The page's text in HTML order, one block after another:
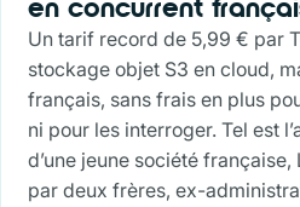
en concurrent
Un tarif record de 5,99 € par
stockage objet S3 en cloud,
français, sans frais en plus
ni pour les interroger. Tel est
d’une jeune société
par deux frères, ex-